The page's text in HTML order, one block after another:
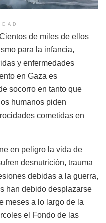
de miles de ellos
para la infancia,
y enfermedades
en Gaza es
socorro en tanto que
humanos piden
cometidas en
en peligro la vida de
desnutrición, trauma
debidas a la guerra,
han debido desplazarse
meses a lo largo de la
el Fondo de las